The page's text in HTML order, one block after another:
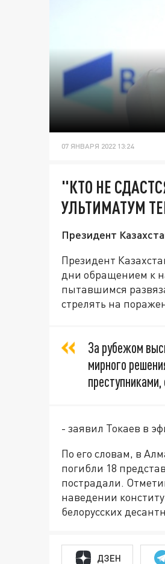
07 ЯНВАРЯ 2022 13:24
"КТО НЕ
УЛЬТИМАТУМ
Президент
Президент
дни обращением к
пытавшимся
стрелять на
За рубежом
мирного
- заявил Токаев в
По его словам, в
погибли 18
пострадали.
наведении
белорусских
ДЗЕН